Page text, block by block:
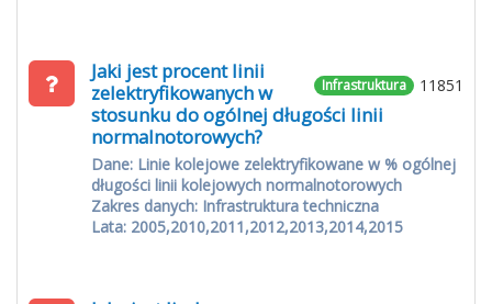
11851
Infrastruktura
Jaki jest procent linii
zelektryfikowanych w
stosunku do ogólnej długości linii
normalnotorowych?
Dane: Linie kolejowe zelektryfikowane w % ogólnej
długości linii kolejowych normalnotorowych
Zakres danych: Infrastruktura techniczna
Lata: 2005,2010,2011,2012,2013,2014,2015